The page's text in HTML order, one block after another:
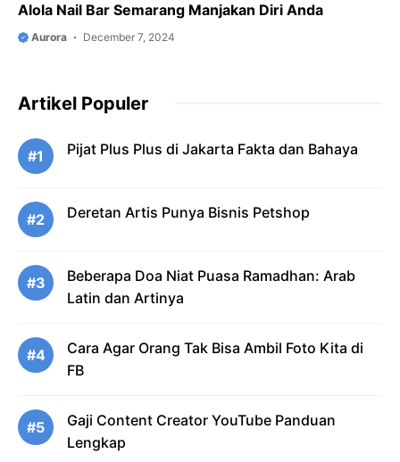
Alola Nail Bar Semarang Manjakan Diri Anda
Aurora December 7, 2024
Artikel Populer
#1 Pijat Plus Plus di Jakarta Fakta dan Bahaya
#2 Deretan Artis Punya Bisnis Petshop
#3
Beberapa Doa Niat Puasa Ramadhan: Arab
Latin dan Artinya
#4
Cara Agar Orang Tak Bisa Ambil Foto Kita di
FB
#5
Gaji Content Creator YouTube Panduan
Lengkap